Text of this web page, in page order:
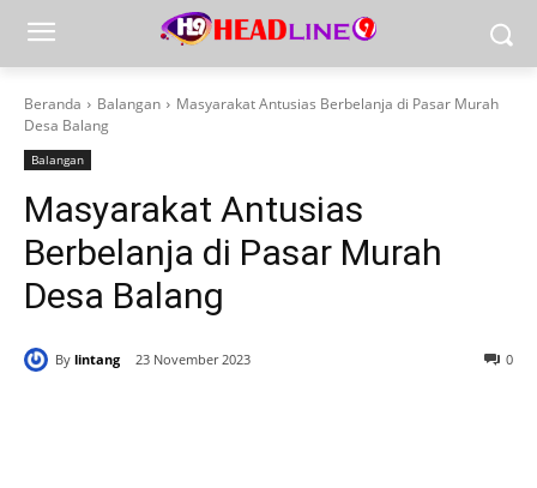
Beranda Balangan
Masyarakat Antusias Berbelanja di Pasar Murah
Desa Balang
Balangan
Masyarakat Antusias
Berbelanja di Pasar Murah
Desa Balang
By lintang 23 November 2023 0